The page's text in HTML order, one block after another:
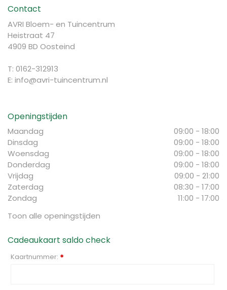
Contact
AVRI Bloem- en Tuincentrum
Heistraat 47
4909 BD Oosteind
T: 0162-312913
E: info@avri-tuincentrum.nl
Openingstijden
Maandag
09:00 - 18:00
Dinsdag
09:00 - 18:00
Woensdag
09:00 - 18:00
Donderdag
09:00 - 18:00
Vrijdag
09:00 - 21:00
Zaterdag
08:30 - 17:00
Zondag
11:00 - 17:00
Toon alle openingstijden
Cadeaukaart saldo check
Kaartnummer: *